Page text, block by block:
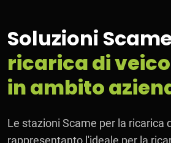
Soluzioni
ricarica di
in ambito
Le stazioni Scame per la ricarica
rappresentanto l'ideale per la